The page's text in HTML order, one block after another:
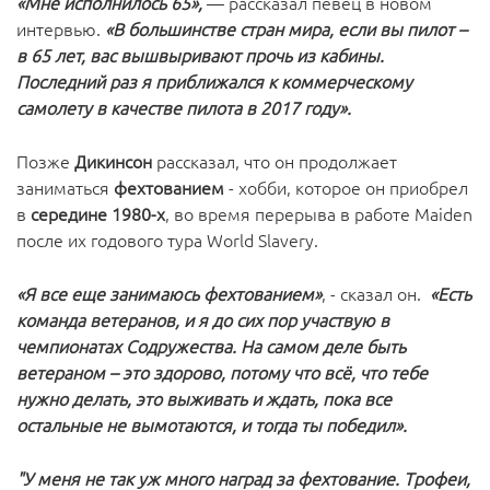
интервью. «В большинстве стран мира, если вы пилот –
в 65 лет, вас вышвыривают прочь из кабины.
Последний раз я приближался к коммерческому
самолету в качестве пилота в 2017 году».
Позже Дикинсон рассказал, что он продолжает
заниматься фехтованием - хобби, которое он приобрел
в середине 1980-х, во время перерыва в работе Maiden
после их годового тура World Slavery.
«Я все еще занимаюсь фехтованием», - сказал он. «Есть
команда ветеранов, и я до сих пор участвую в
чемпионатах Содружества. На самом деле быть
ветераном – это здорово, потому что всё, что тебе
нужно делать, это выживать и ждать, пока все
остальные не вымотаются, и тогда ты победил».
"У меня не так уж много наград за фехтование. Трофеи,